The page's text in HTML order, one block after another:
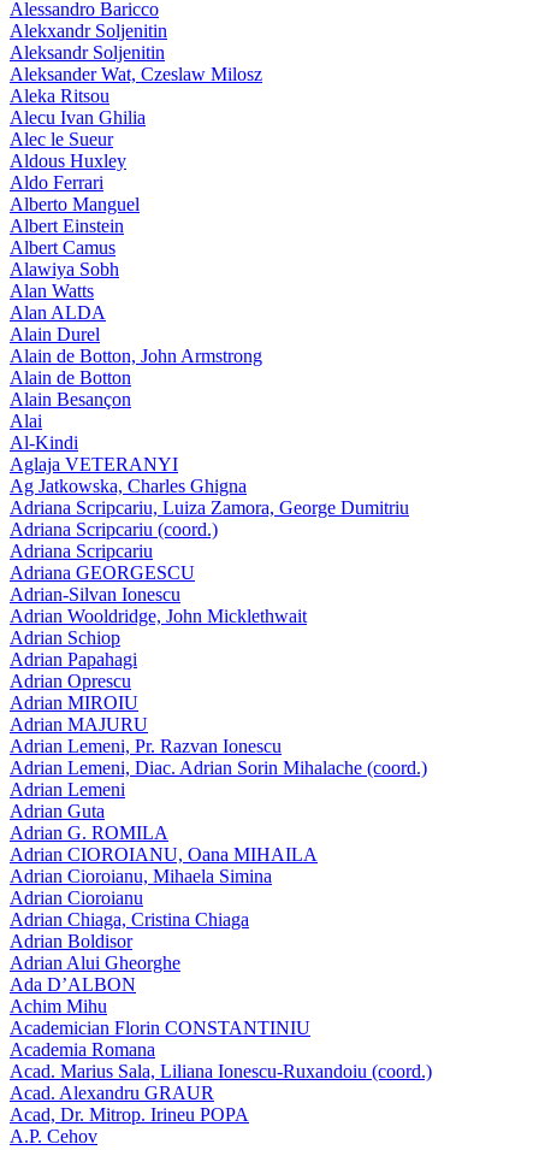
Alessandro Baricco
Alekxandr Soljenitin
Aleksandr Soljenitin
Aleksander Wat, Czeslaw Milosz
Aleka Ritsou
Alecu Ivan Ghilia
Alec le Sueur
Aldous Huxley
Aldo Ferrari
Alberto Manguel
Albert Einstein
Albert Camus
Alawiya Sobh
Alan Watts
Alan ALDA
Alain Durel
Alain de Botton, John Armstrong
Alain de Botton
Alain Besançon
Alai
Al-Kindi
Aglaja VETERANYI
Ag Jatkowska, Charles Ghigna
Adriana Scripcariu, Luiza Zamora, George Dumitriu
Adriana Scripcariu (coord.)
Adriana Scripcariu
Adriana GEORGESCU
Adrian-Silvan Ionescu
Adrian Wooldridge, John Micklethwait
Adrian Schiop
Adrian Papahagi
Adrian Oprescu
Adrian MIROIU
Adrian MAJURU
Adrian Lemeni, Pr. Razvan Ionescu
Adrian Lemeni, Diac. Adrian Sorin Mihalache (coord.)
Adrian Lemeni
Adrian Guta
Adrian G. ROMILA
Adrian CIOROIANU, Oana MIHAILA
Adrian Cioroianu, Mihaela Simina
Adrian Cioroianu
Adrian Chiaga, Cristina Chiaga
Adrian Boldisor
Adrian Alui Gheorghe
Ada D’ALBON
Achim Mihu
Academician Florin CONSTANTINIU
Academia Romana
Acad. Marius Sala, Liliana Ionescu-Ruxandoiu (coord.)
Acad. Alexandru GRAUR
Acad, Dr. Mitrop. Irineu POPA
A.P. Cehov